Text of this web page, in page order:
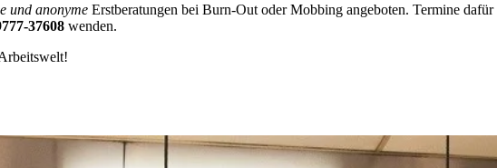
und anonyme Erstberatungen bei Burn-Out oder Mobbing angeboten. Termine
37608 wenden.